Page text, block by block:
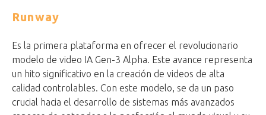
Runway
Es la primera plataforma en ofrecer el revolucionario
modelo de video IA Gen-3 Alpha. Este avance representa
un hito significativo en la creación de videos de alta
calidad controlables. Con este modelo, se da un paso
crucial hacia el desarrollo de sistemas más avanzados